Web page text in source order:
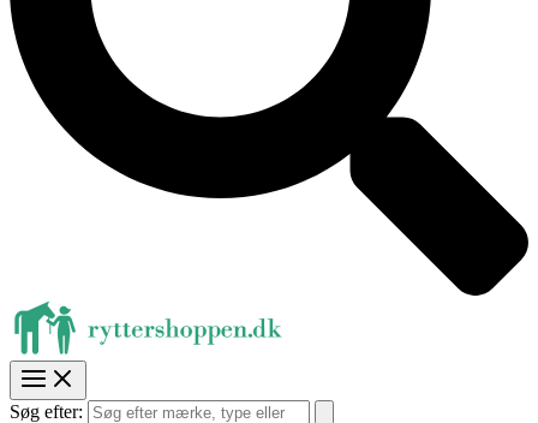
Søg efter: